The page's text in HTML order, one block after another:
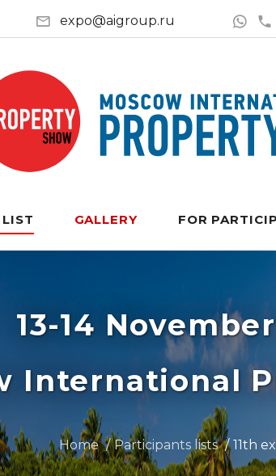
expo@aigroup.ru
GALLERY FOR
13-14
International
Home Participants lists 11th